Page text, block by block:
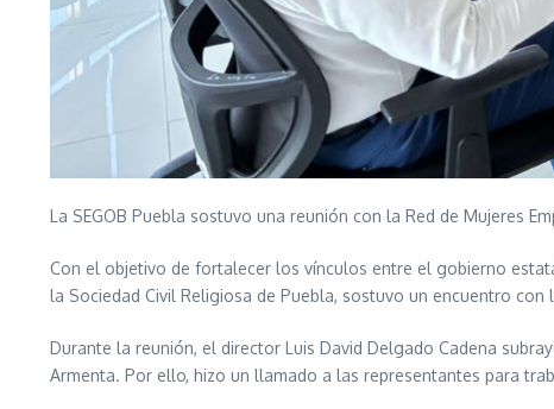
La SEGOB Puebla sostuvo una reunión con la Red de Mujeres
Con el objetivo de fortalecer los vínculos entre el gobierno
la Sociedad Civil Religiosa de Puebla, sostuvo un encuentro
Durante la reunión, el director Luis David Delgado Cadena
Armenta. Por ello, hizo un llamado a las representantes para